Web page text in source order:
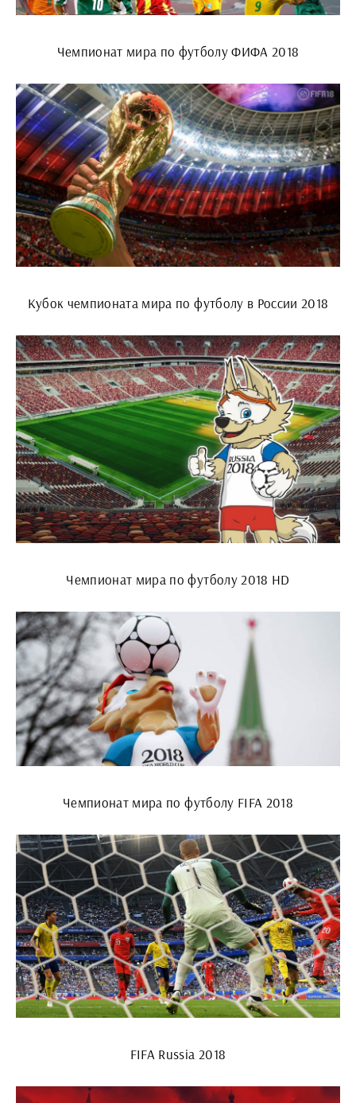
Чемпионат мира по футболу ФИФА 2018
Кубок чемпионата мира по футболу в России 2018
Чемпионат мира по футболу 2018 HD
Чемпионат мира по футболу FIFA 2018
FIFA Russia 2018